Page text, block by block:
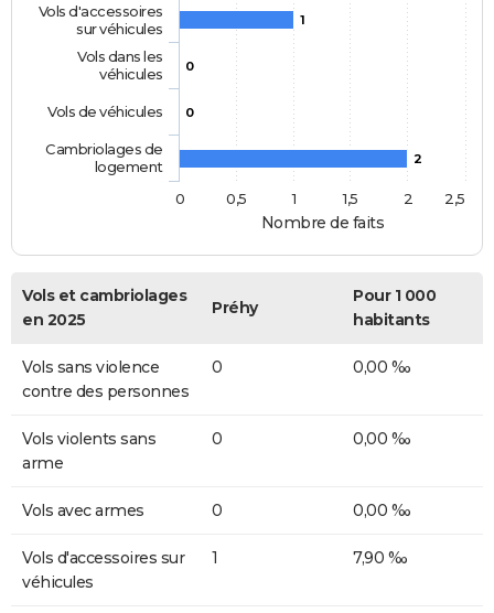
Nombre de faits
1
0
0
2
Vols d'accessoires
sur véhicules
Vols dans les
véhicules
Vols de véhicules
Cambriolages de
logement
0
0,5 1 1,5 2 2,5
Vols et cambriolages
en 2025
Préhy
Pour 1 000
habitants
Vols sans violence
contre des personnes
0 0,00 ‰
Vols violents sans
arme
0 0,00 ‰
Vols avec armes 0 0,00 ‰
Vols d'accessoires sur
véhicules
1 7,90 ‰